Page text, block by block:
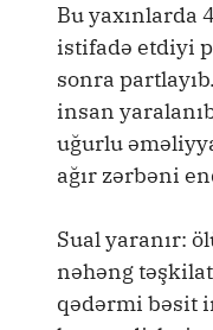
Bu
istifadə etdiyi
sonra
insan
uğurlu
ağır zərbəni
Sual yaranır:
nəhəng
qədərmi bəsit